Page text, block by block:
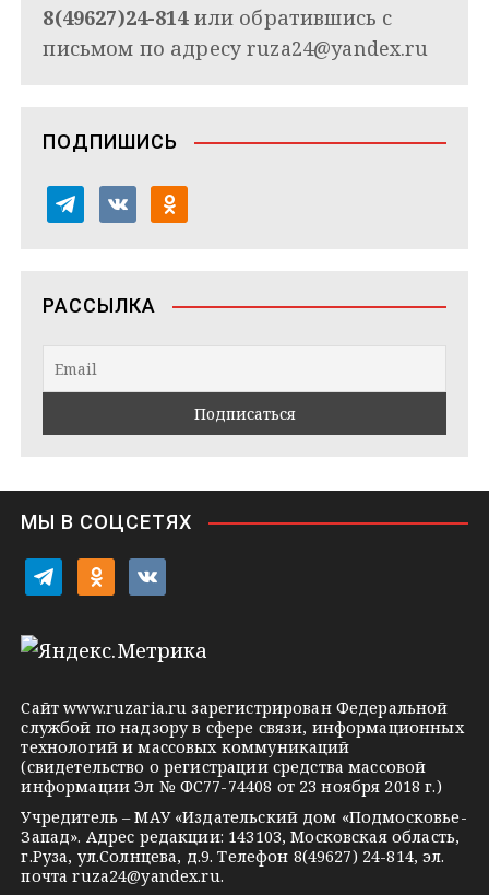
8(49627)24-814или обратившись с
письмом по адресуruza24@yandex.ru
ПОДПИШИСЬ
e
e
a
v
k
n
d
o
k
i
РАССЫЛКА
МЫ В СОЦСЕТЯХ
e
l
r
a
m
d
o
l
a
s
s
n
i
v
k
n
a
k
t
e
Сайтwww.ruzaria.ru зарегистрирован Федеральной
службой по надзору в сфере связи, информационных
технологий и массовых коммуникаций
(свидетельство о регистрации средства массовой
информации Эл № ФС77-74408 от 23 ноября 2018 г.)
Учредитель – МАУ «Издательский дом «Подмосковье-
Запад». Адрес редакции: 143103, Московская область,
г.Руза, ул.Солнцева, д.9. Телефон 8(49627) 24-814, эл.
почтаruza24@yandex.ru.